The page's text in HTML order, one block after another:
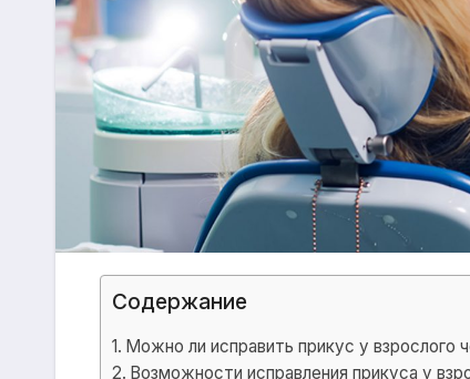
Содержание
Можно ли исправить прикус у взрослого
Возможности исправления прикуса у